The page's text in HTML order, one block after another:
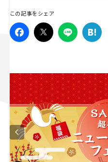
この記事をシェア
Campaign
人気のハッシュタグ
スズキ ジムニー｜Suzuki Jimny